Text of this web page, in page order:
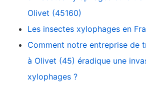
Olivet (45160)
Les insectes xylophages en
Comment notre entreprise de
à Olivet (45) éradique une
xylophages ?